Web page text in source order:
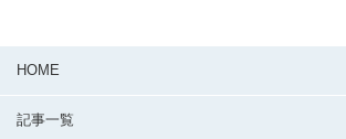
HOME
記事一覧